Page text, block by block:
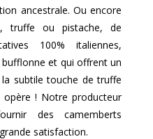
ancestrale. Ou encore
truffe ou pistache, de
100% italiennes,
et qui offrent un
subtile touche de truffe
! Notre producteur
des camemberts
satisfaction.